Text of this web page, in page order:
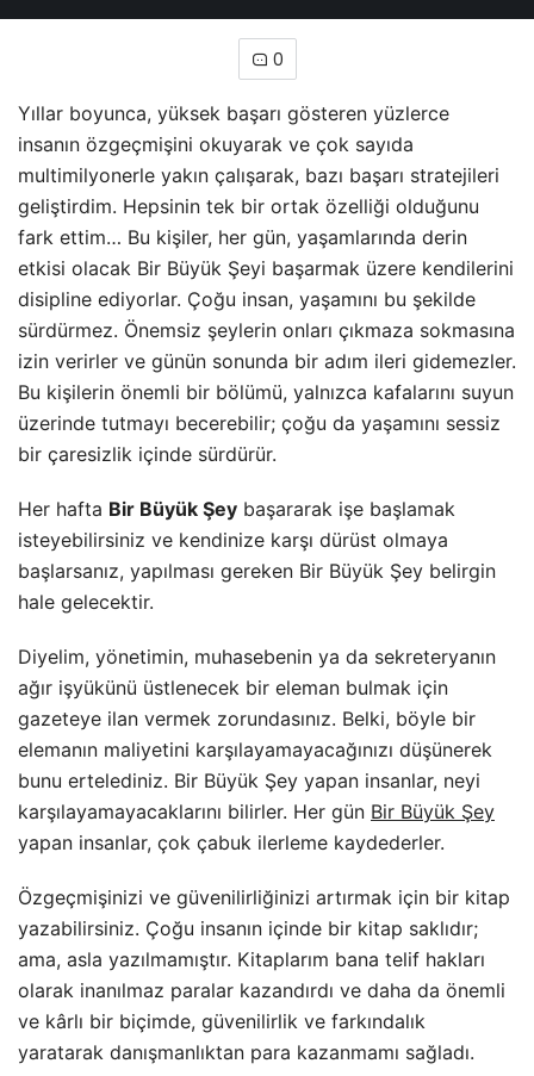
0
Yıllar boyunca, yüksek başarı gösteren yüzlerce
insanın özgeçmişini okuyarak ve çok sayıda
multimilyonerle yakın çalışarak, bazı başarı stratejileri
geliştirdim. Hepsinin tek bir ortak özelliği olduğunu
fark ettim… Bu kişiler, her gün, yaşamlarında derin
etkisi olacak Bir Büyük Şeyi başarmak üzere kendilerini
disipline ediyorlar. Çoğu insan, yaşamını bu şekilde
sürdürmez. Önemsiz şeylerin onları çıkmaza sokmasına
izin verirler ve günün sonunda bir adım ileri gidemezler.
Bu kişilerin önemli bir bölümü, yalnızca kafalarını suyun
üzerinde tutmayı becerebilir; çoğu da yaşamını sessiz
bir çaresizlik içinde sürdürür.
Her hafta Bir Büyük Şey başararak işe başlamak
isteyebilirsiniz ve kendinize karşı dürüst olmaya
başlarsanız, yapılması gereken Bir Büyük Şey belirgin
hale gelecektir.
Diyelim, yönetimin, muhasebenin ya da sekreteryanın
ağır işyükünü üstlenecek bir eleman bulmak için
gazeteye ilan vermek zorundasınız. Belki, böyle bir
elemanın maliyetini karşılayamayacağınızı düşünerek
bunu ertelediniz. Bir Büyük Şey yapan insanlar, neyi
karşılayamayacaklarını bilirler. Her gün Bir Büyük Şey
yapan insanlar, çok çabuk ilerleme kaydederler.
Özgeçmişinizi ve güvenilirliğinizi artırmak için bir kitap
yazabilirsiniz. Çoğu insanın içinde bir kitap saklıdır;
ama, asla yazılmamıştır. Kitaplarım bana telif hakları
olarak inanılmaz paralar kazandırdı ve daha da önemli
ve kârlı bir biçimde, güvenilirlik ve farkındalık
yaratarak danışmanlıktan para kazanmamı sağladı.